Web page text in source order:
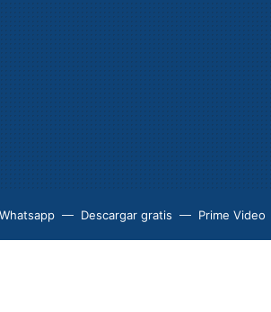
Whatsapp Descargar gratis Prime Video